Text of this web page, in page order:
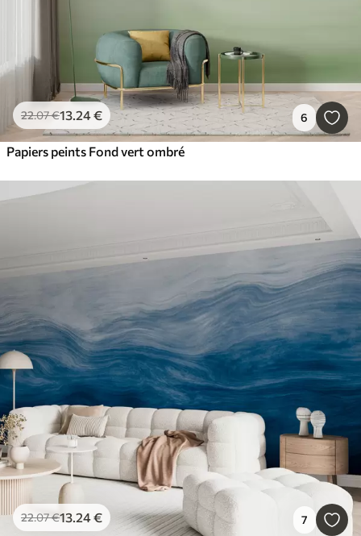
22.07€13.24€ 6
Papiers peints Fond vert ombré
22.07€13.24€ 7